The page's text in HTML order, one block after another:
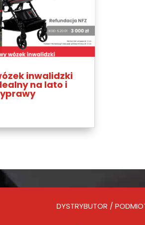
inwalidzki
na lato i
DYSTRYBUTOR /